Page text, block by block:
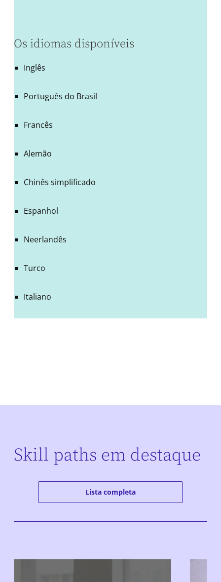
Os idiomas disponíveis
Inglês
Português do Brasil
Francês
Alemão
Chinês simplificado
Espanhol
Neerlandês
Turco
Italiano
Skill paths em destaque
Lista completa